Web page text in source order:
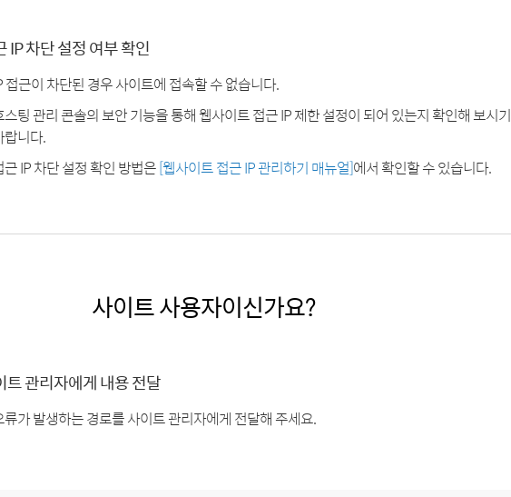
IP 차단 설정 여부 확인
접근이 차단된 경우 사이트에 접속할 수 없습니다.
스팅 관리 콘솔의 보안 기능을 통해 웹사이트 접근 IP 제한 설정이 되어 있는지 확인해 보시기
랍니다.
근 IP 차단 설정 확인 방법은[웹사이트 접근 IP 관리하기 매뉴얼]에서 확인할 수 있습니다.
사이트 사용자이신가요?
트 관리자에게 내용 전달
류가 발생하는 경로를 사이트 관리자에게 전달해 주세요.